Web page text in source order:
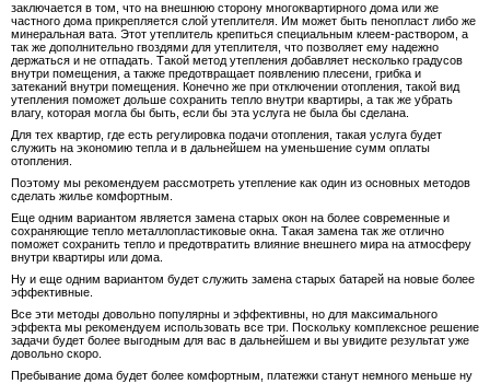
заключается в том, что на внешнюю сторону многоквартирного дома или же
частного дома прикрепляется слой утеплителя. Им может быть пенопласт либо же
минеральная вата. Этот утеплитель крепиться специальным клеем-раствором, а
так же дополнительно гвоздями для утеплителя, что позволяет ему надежно
держаться и не отпадать. Такой метод утепления добавляет несколько градусов
внутри помещения, а также предотвращает появлению плесени, грибка и
затеканий внутри помещения. Конечно же при отключении отопления, такой вид
утепления поможет дольше сохранить тепло внутри квартиры, а так же убрать
влагу, которая могла бы быть, если бы эта услуга не была бы сделана.
Для тех квартир, где есть регулировка подачи отопления, такая услуга будет
служить на экономию тепла и в дальнейшем на уменьшение сумм оплаты
отопления.
Поэтому мы рекомендуем рассмотреть утепление как один из основных методов
сделать жилье комфортным.
Еще одним вариантом является замена старых окон на более современные и
сохраняющие тепло металлопластиковые окна. Такая замена так же отлично
поможет сохранить тепло и предотвратить влияние внешнего мира на атмосферу
внутри квартиры или дома.
Ну и еще одним вариантом будет служить замена старых батарей на новые более
эффективные.
Все эти методы довольно популярны и эффективны, но для максимального
эффекта мы рекомендуем использовать все три. Поскольку комплексное решение
задачи будет более выгодным для вас в дальнейшем и вы увидите результат уже
довольно скоро.
Пребывание дома будет более комфортным, платежки станут немного меньше ну